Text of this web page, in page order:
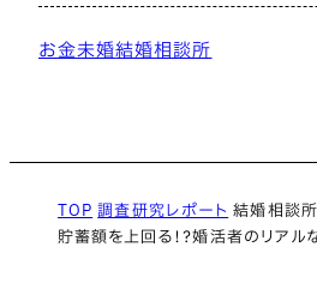
お金未婚結婚相談所
TOP 調査研究レポート 結婚相談
貯蓄額を上回る！？婚活者のリアル